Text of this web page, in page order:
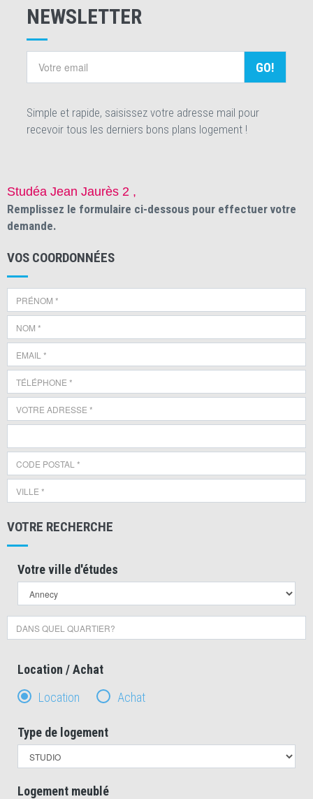
NEWSLETTER
GO!
Simple et rapide, saisissez votre adresse mail pour
recevoir tous les derniers bons plans logement !
Studéa Jean Jaurès 2 ,
Remplissez le formulaire ci-dessous pour effectuer votre
demande.
VOS COORDONNÉES
VOTRE RECHERCHE
Votre ville d'études
Location / Achat
Location
Achat
Type de logement
Logement meublé